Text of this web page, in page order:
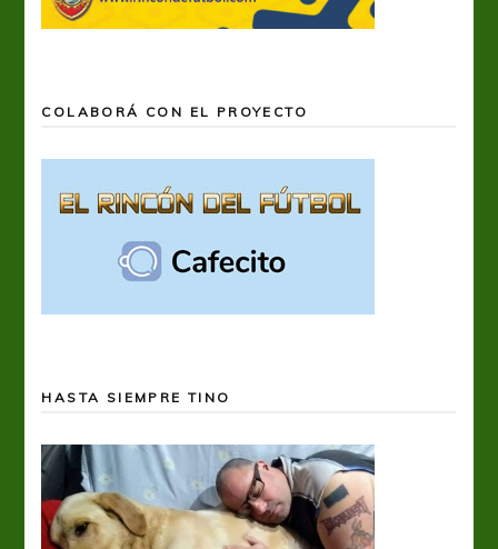
COLABORÁ CON EL PROYECTO
HASTA SIEMPRE TINO